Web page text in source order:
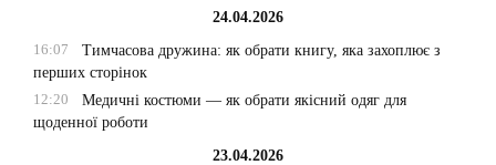
24.04.2026
16:07
Тимчасова дружина: як обрати книгу, яка захоплює з
перших сторінок
12:20
Медичні костюми — як обрати якісний одяг для
щоденної роботи
23.04.2026